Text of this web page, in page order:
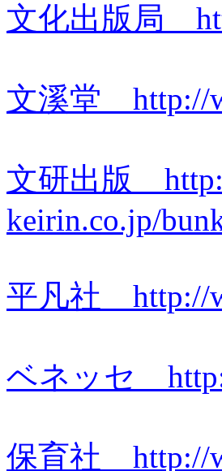
文化出版局
文溪堂 http://
文研出版
keirin.co.jp/
平凡社 http://
ベネッセ
保育社 http://